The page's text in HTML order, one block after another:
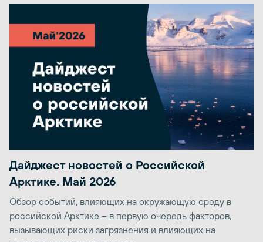
Дайджест новостей о Российской
Арктике. Май 2026
Обзор событий, влияющих на окружающую среду в
российской Арктике – в первую очередь факторов,
вызывающих риски загрязнения и влияющих на